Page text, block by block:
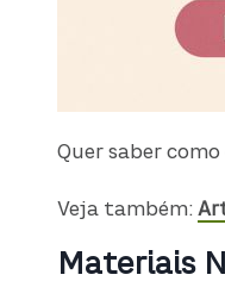
Quer saber
Veja também:
Materiais